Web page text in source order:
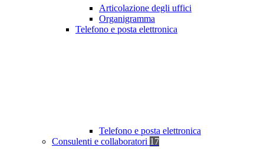
Articolazione degli uffici
Organigramma
Telefono e posta elettronica
Telefono e posta elettronica
Consulenti e collaboratori 17